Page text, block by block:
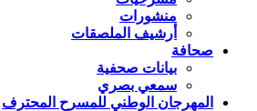
منشورات
أرشيف الملصقات
صحافة
بيانات صحفية
سمعي بصري
المهرجان الوطني للمسرح المحترف